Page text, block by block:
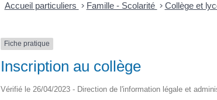
Accueil particuliers > Famille - Scolarité > Collège et
Fiche pratique
Inscription au collège
Vérifié le 26/04/2023 - Direction de l'information légale et